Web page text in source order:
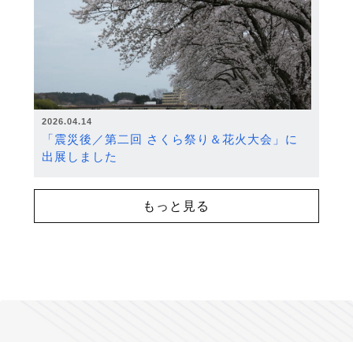
2026.04.14
「震災後／第二回 さくら祭り＆花火大会」に
出展しました
もっと見る